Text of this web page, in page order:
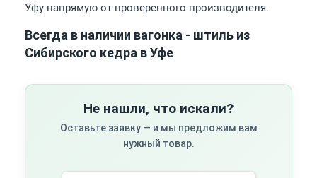
Уфу напрямую от проверенного производителя.
Всегда в наличии вагонка - штиль из
Сибирского кедра в Уфе
Не нашли, что искали?
Оставьте заявку — и мы предложим вам
нужный товар.